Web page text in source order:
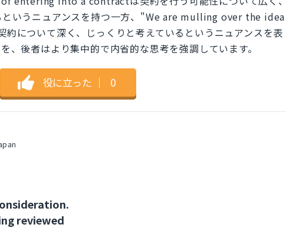
というニュアンスを持つ一方、"We are mulling over the idea
ついて深く、じっくりと考えているというニュアンスを表
、後者はより集中的で内省的な思考を強調しています。
役に立った ｜ 0
reviewed